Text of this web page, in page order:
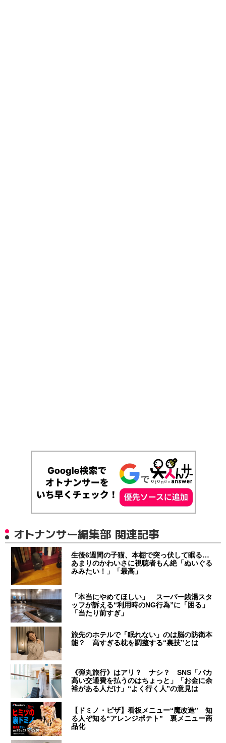
オトナンサー編集部 関連記事
生後6週間の子猫、本棚で突っ伏して眠る…
あまりのかわいさに視聴者もん絶「ぬいぐる
みみたい！」「最高」
「本当にやめてほしい」 スーパー銭湯スタ
ッフが訴える“利用時のNG行為”に「困る」
「当たり前すぎ」
旅先のホテルで「眠れない」のは脳の防衛本
能？ 高すぎる枕を調整する“裏技”とは
《弾丸旅行》はアリ？ ナシ？ SNS「バカ
高い交通費を払うのはちょっと」「お金に余
裕がある人だけ」“よく行く人”の意見は
【ドミノ・ピザ】看板メニュー“魔改造” 知
る人ぞ知る“アレンジポテト” 裏メニュー商
品化